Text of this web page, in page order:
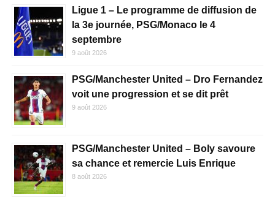
Ligue 1 – Le programme de diffusion de
la 3e journée, PSG/Monaco le 4
septembre
9 août 2026
PSG/Manchester United – Dro Fernandez
voit une progression et se dit prêt
9 août 2026
PSG/Manchester United – Boly savoure
sa chance et remercie Luis Enrique
8 août 2026